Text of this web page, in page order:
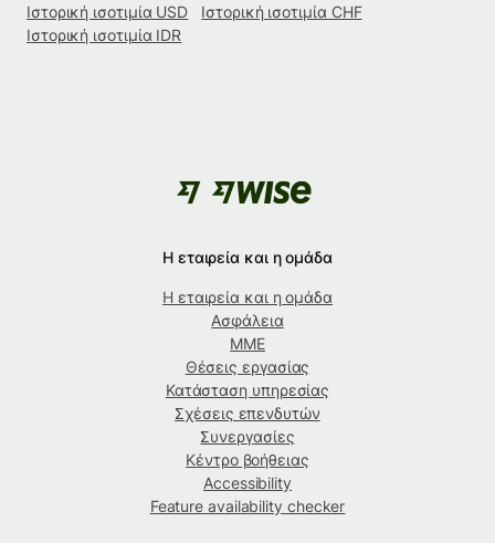
Ιστορική ισοτιμία USD
Ιστορική ισοτιμία CHF
Ιστορική ισοτιμία IDR
Η εταιρεία και η ομάδα
Η εταιρεία και η ομάδα
Ασφάλεια
ΜΜΕ
Θέσεις εργασίας
Κατάσταση υπηρεσίας
Σχέσεις επενδυτών
Συνεργασίες
Κέντρο βοήθειας
Accessibility
Feature availability checker